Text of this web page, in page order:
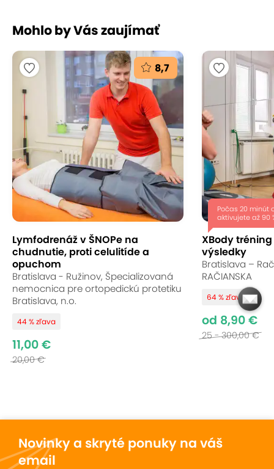
Mohlo by Vás zaujímať
8,7
Lymfodrenáž v ŠNOPe na
chudnutie, proti celulitíde a
opuchom
Bratislava - Ružinov, Špecializovaná
nemocnica pre ortopedickú protetiku
Bratislava, n.o.
44 % zľava
11,00 €
20,00 €
Počas 20 minút
aktivujete až 90
XBody
výsledky
Bratislava –
RAČIANSKA
64 % zľava
od 8,90 €
25 - 300,00 €
Novinky a skryté ponuky na váš
email